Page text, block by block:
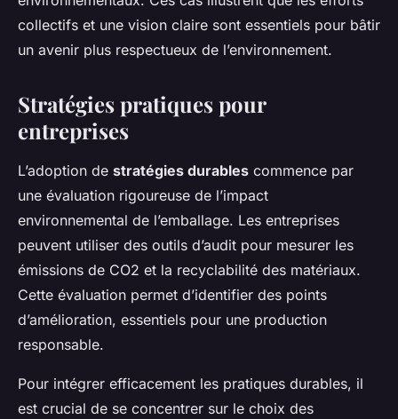
collectifs et une vision claire sont essentiels pour bâtir
un avenir plus respectueux de l’environnement.
Stratégies pratiques pour
entreprises
L’adoption de stratégies durables commence par
une évaluation rigoureuse de l’impact
environnemental de l’emballage. Les entreprises
peuvent utiliser des outils d’audit pour mesurer les
émissions de CO2 et la recyclabilité des matériaux.
Cette évaluation permet d’identifier des points
d’amélioration, essentiels pour une production
responsable.
Pour intégrer efficacement les pratiques durables, il
est crucial de se concentrer sur le choix des